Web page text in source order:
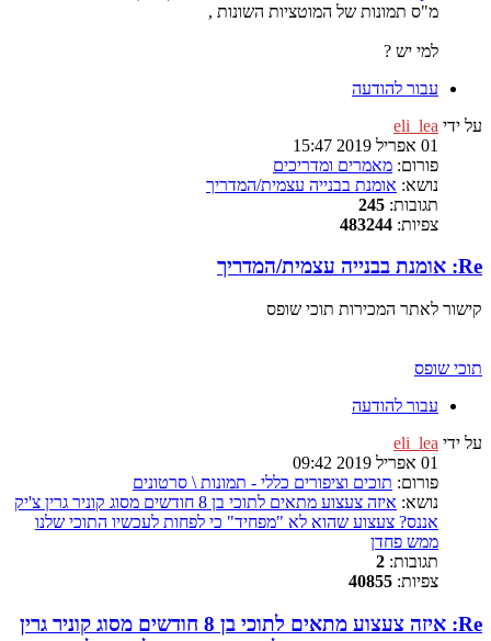
מ"ס תמונות של המוטציות השונות ,
למי יש ?
עבור להודעה
על ידי eli_lea
01 אפריל 2019 15:47
פורום: מאמרים ומדריכים
נושא: אומנת בבנייה עצמית/המדריך
תגובות: 245
צפיות: 483244
Re: אומנת בבנייה עצמית/המדריך
קישור לאתר המכירות תוכי שופס
תוכי שופס
עבור להודעה
על ידי eli_lea
01 אפריל 2019 09:42
פורום: תוכים וציפורים כללי - תמונות \ סרטונים
נושא:
איזה צעצוע מתאים לתוכי בן 8 חודשים מסוג קוניר גרין צ'יק
אננס? צעצוע שהוא לא "מפחיד" כי לפחות לעכשיו התוכי שלנו
ממש פחדן
תגובות: 2
צפיות: 40855
Re: איזה צעצוע מתאים לתוכי בן 8 חודשים מסוג קוניר גרין